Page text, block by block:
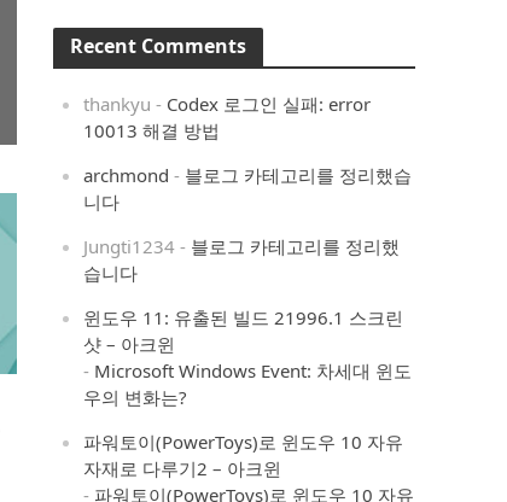
Recent Comments
thankyu - Codex 로그인 실패: error
10013 해결 방법
archmond - 블로그 카테고리를 정리했습
니다
Jungti1234 - 블로그 카테고리를 정리했
습니다
윈도우 11: 유출된 빌드 21996.1 스크린
샷 – 아크윈
- Microsoft Windows Event: 차세대 윈도
우의 변화는?
파워토이(PowerToys)로 윈도우 10 자유
자재로 다루기2 – 아크윈
- 파워토이(PowerToys)로 윈도우 10 자유